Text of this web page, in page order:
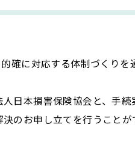
確に対応する体制づくり
日本損害保険協会と、手
のお申し立てを行うこと